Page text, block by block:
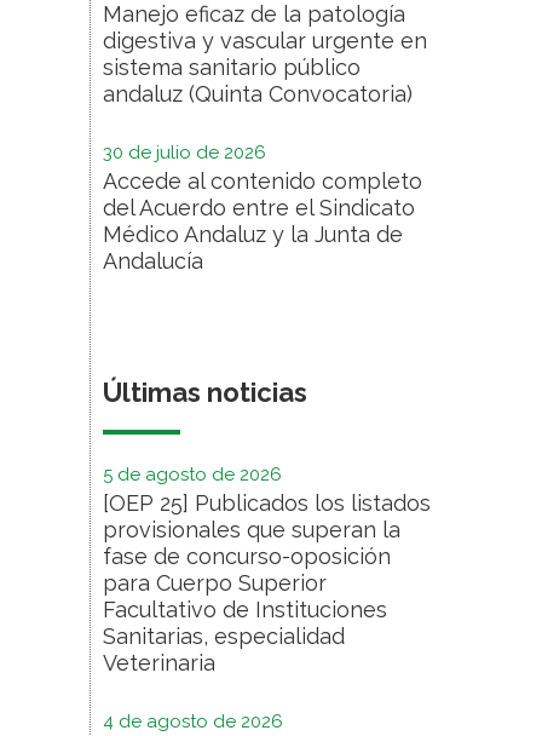
Manejo eficaz de la patología
digestiva y vascular urgente en
sistema sanitario público
andaluz (Quinta Convocatoria)
30 de julio de 2026
Accede al contenido completo
del Acuerdo entre el Sindicato
Médico Andaluz y la Junta de
Andalucía
Últimas noticias
5 de agosto de 2026
[OEP 25] Publicados los listados
provisionales que superan la
fase de concurso-oposición
para Cuerpo Superior
Facultativo de Instituciones
Sanitarias, especialidad
Veterinaria
4 de agosto de 2026